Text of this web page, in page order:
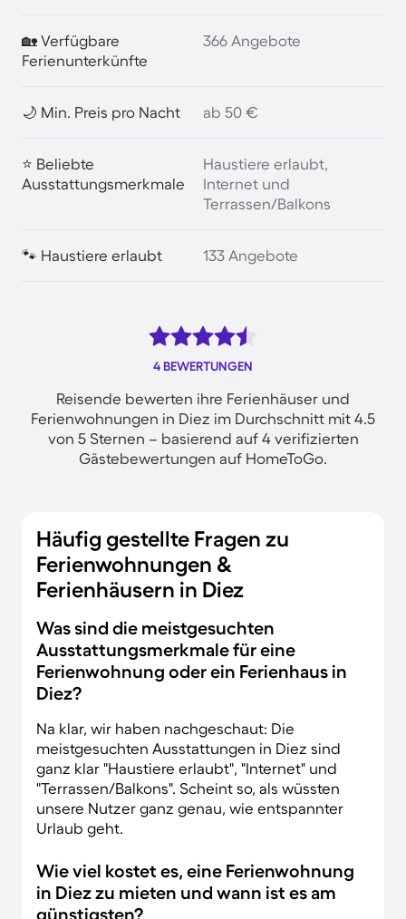
🏡 Verfügbare
Ferienunterkünfte
366 Angebote
🌙 Min. Preis pro Nacht ab 50 €
⭐ Beliebte
Ausstattungsmerkmale
Haustiere erlaubt,
Internet und
Terrassen/Balkons
🐾 Haustiere erlaubt 133 Angebote
4 BEWERTUNGEN
Reisende bewerten ihre Ferienhäuser und
Ferienwohnungen in Diez im Durchschnitt mit 4.5
von 5 Sternen – basierend auf 4 verifizierten
Gästebewertungen auf HomeToGo.
Häufig gestellte Fragen zu
Ferienwohnungen &
Ferienhäusern in Diez
Was sind die meistgesuchten
Ausstattungsmerkmale für eine
Ferienwohnung oder ein Ferienhaus in
Diez?
Na klar, wir haben nachgeschaut: Die
meistgesuchten Ausstattungen in Diez sind
ganz klar "Haustiere erlaubt", "Internet" und
"Terrassen/Balkons". Scheint so, als wüssten
unsere Nutzer ganz genau, wie entspannter
Urlaub geht.
Wie viel kostet es, eine Ferienwohnung
in Diez zu mieten und wann ist es am
günstigsten?